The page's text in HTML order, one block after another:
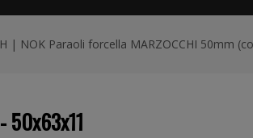
| NOK Paraoli forcella MARZOCCHI 50mm
50x63x11